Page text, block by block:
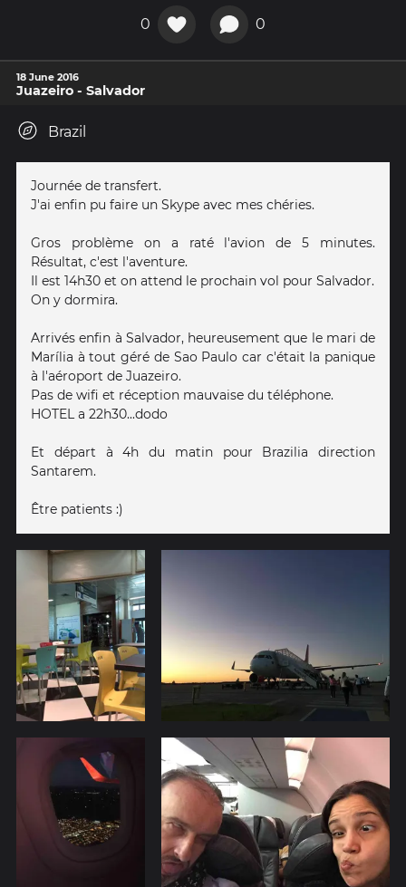
0 0
18 June 2016
Juazeiro - Salvador
Brazil
Journée de transfert.
J'ai enfin pu faire un Skype avec mes chéries.
Gros problème on a raté l'avion de 5 minutes.
Résultat, c'est l'aventure.
Il est 14h30 et on attend le prochain vol pour Salvador.
On y dormira.
Arrivés enfin à Salvador, heureusement que le mari de
Marília à tout géré de Sao Paulo car c'était la panique
à l'aéroport de Juazeiro.
Pas de wifi et réception mauvaise du téléphone.
HOTEL a 22h30...dodo
Et départ à 4h du matin pour Brazilia direction
Santarem.
Être patients :)